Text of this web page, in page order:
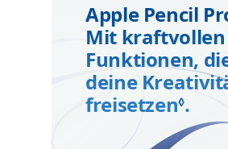
Apple Pencil
Mit kraftvollen
Funktionen,
deine
freisetzen◊.